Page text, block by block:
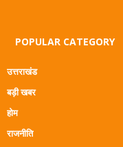
POPULAR CATEGORY
उत्तराखंड
बड़ी खबर
होम
राजनीति